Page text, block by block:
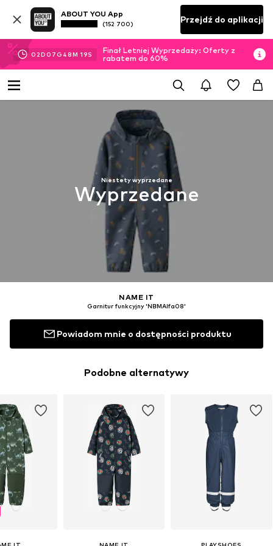
ABOUT YOU App
(152 700) Przejdź do aplikacji
02D 07 G 48M 19S
Finał Letniej Wyprzedaży: Oferty z
rabatem do 60%
Niestety wyprzedane
Wyprzedane
NAME IT
Garnitur funkcyjny 'NBMAlfa08'
Powiadom mnie o dostępności produktu
Podobne alternatywy